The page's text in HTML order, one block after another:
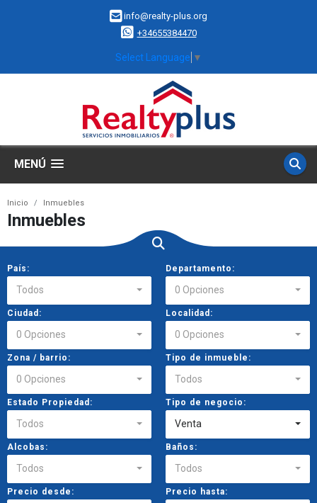
info@realty-plus.org
+34655384470
Select Language ▼
MENÚ
Inicio Inmuebles
Inmuebles
País:
Todos
Departamento:
0 Opciones
Ciudad:
0 Opciones
Localidad:
0 Opciones
Zona / barrio:
0 Opciones
Tipo de inmueble:
Todos
Estado Propiedad:
Todos
Tipo de negocio:
Venta
Alcobas:
Todos
Baños:
Todos
Precio desde: Precio hasta: